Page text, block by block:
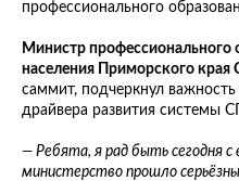
профессионального
Министр профессионального
населения Приморского края
саммит, подчеркнул
драйвера развития системы
— Ребята, я рад быть сегодня с
министерство прошло